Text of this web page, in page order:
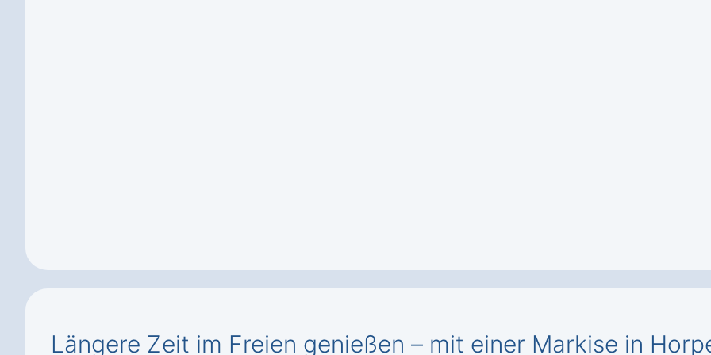
Längere Zeit im Freien genießen – mit einer Markise in